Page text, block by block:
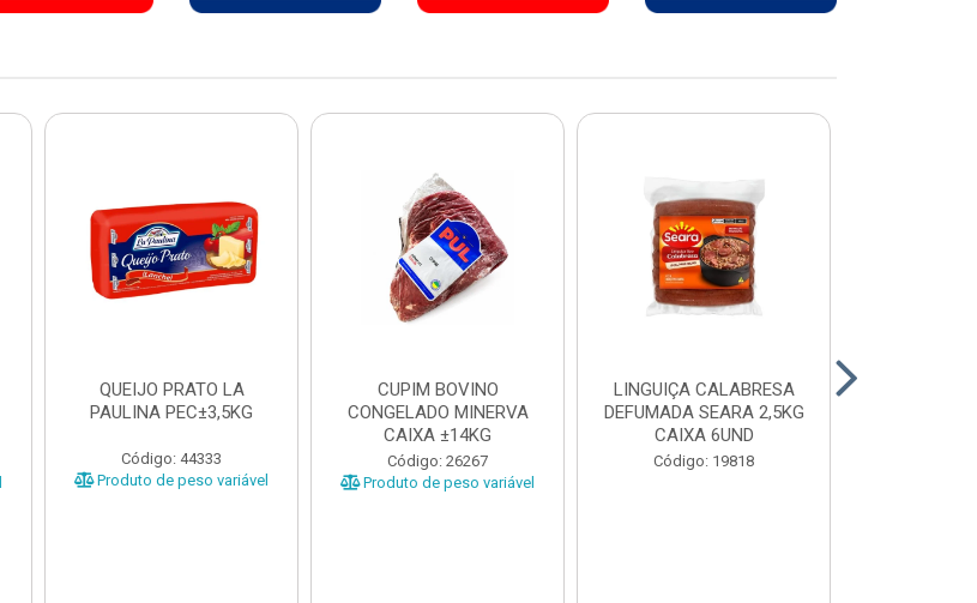
QUEIJO PRATO LA
PAULINA PEC±3,5KG
Código: 44333
Produto de peso variável
CUPIM BOVINO
CONGELADO MINERVA
CAIXA ±14KG
Código: 26267
Produto de peso variável
LINGUIÇA CALABRESA
DEFUMADA SEARA 2,5KG
CAIXA 6UND
Código: 19818